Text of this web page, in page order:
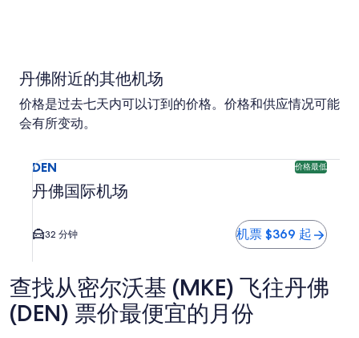
丹佛附近的其他机场
价格是过去七天内可以订到的价格。价格和供应情况可能
会有所变动。
DEN 价格最低
丹佛国际机场
32 分钟 机票 $369 起
查找从密尔沃基 (MKE) 飞往丹佛
(DEN) 票价最便宜的月份